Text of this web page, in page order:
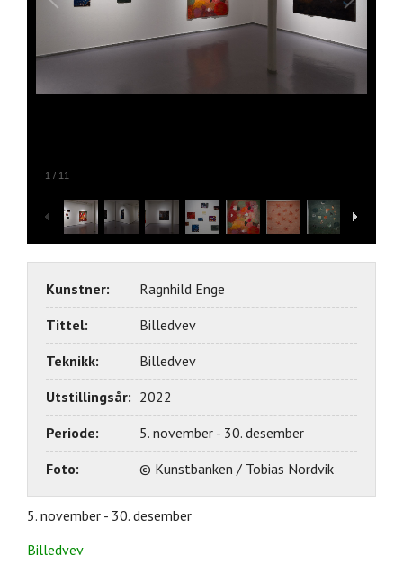
1 / 11
Kunstner:
Ragnhild Enge
Tittel:
Billedvev
Teknikk:
Billedvev
Utstillingsår: 2022
Periode:
5. november - 30. desember
Foto:
© Kunstbanken / Tobias Nordvik
5. november - 30. desember
Billedvev